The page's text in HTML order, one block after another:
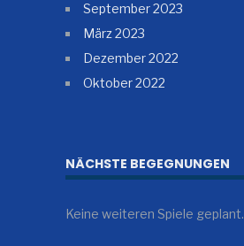
September 2023
März 2023
Dezember 2022
Oktober 2022
NÄCHSTE BEGEGNUNGEN
Keine weiteren Spiele geplant.